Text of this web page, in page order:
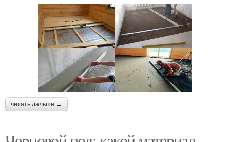
читать дальше →